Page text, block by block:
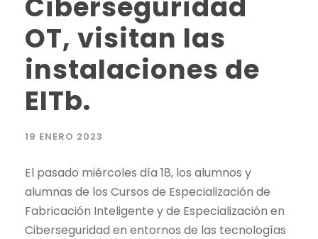
OT, visitan las
instalaciones de
EITb.
19 ENERO 2023
El pasado miércoles día 18, los alumnos y
alumnas de los Cursos de Especialización de
Fabricación Inteligente y de Especialización en
Ciberseguridad en entornos de las tecnologías